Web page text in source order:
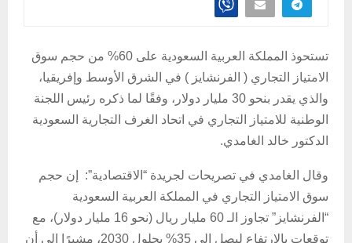
تستحوذ المملكة العربية السعودية على 60% من حجم سوق
الامتياز التجاري ( الفرنشايز ) في الشرق الأوسط وإفريقيا،
والذي يقدر بنحو 30 مليار دولار، وفقًا لما ذكره رئيس اللجنة
الوطنية للامتياز التجاري في اتحاد الغرف التجارية السعودية
الدكتور خالد الغامدي.
وقال الغامدي في تصريحات لجريدة “الاقتصادية”: إن حجم
سوق الامتياز التجاري في المملكة العربية السعودية
“الفرنشايز” تجاوز الـ 60 مليار ريال (نحو 16 مليار دولار)، مع
توقعات بالارتفاع ليصل إلى 35% بحلول 2030، مشيرًا إلى أن